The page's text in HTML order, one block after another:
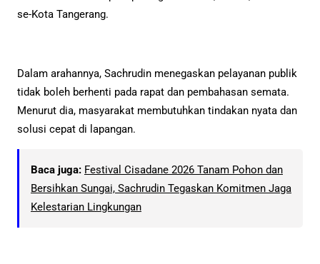
se-Kota Tangerang.
Dalam arahannya, Sachrudin menegaskan pelayanan publik
tidak boleh berhenti pada rapat dan pembahasan semata.
Menurut dia, masyarakat membutuhkan tindakan nyata dan
solusi cepat di lapangan.
Baca juga: Festival Cisadane 2026 Tanam Pohon dan
Bersihkan Sungai, Sachrudin Tegaskan Komitmen Jaga
Kelestarian Lingkungan